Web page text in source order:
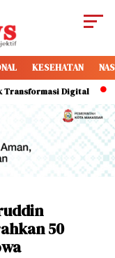
KESEHATAN
Digital
50